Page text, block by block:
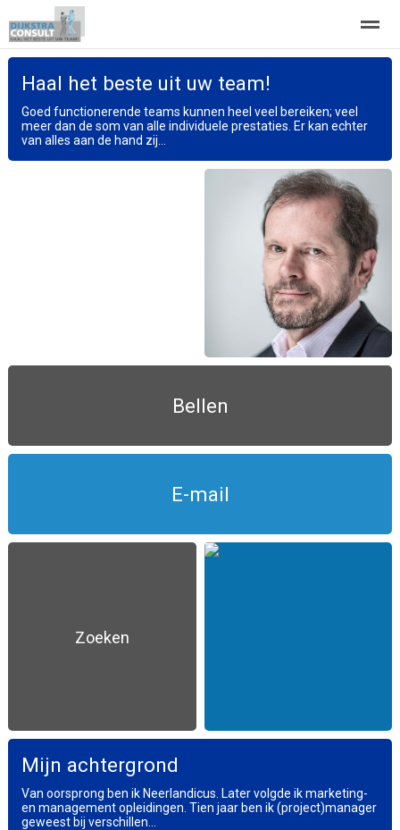
Haal het beste uit uw team! Mijn achtergrond
Home Zoeken
Haal het beste uit uw team!
Goed functionerende teams kunnen heel veel bereiken; veel
meer dan de som van alle individuele prestaties. Er kan echter
van alles aan de hand zij...
Bellen
E-mail
Zoeken
Mijn achtergrond
Van oorsprong ben ik Neerlandicus. Later volgde ik marketing-
en management opleidingen. Tien jaar ben ik (project)manager
geweest bij verschillen...